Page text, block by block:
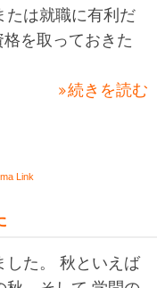
たは就職に有利だ
を取っておきた
続きを読む
Link
した。 秋といえば